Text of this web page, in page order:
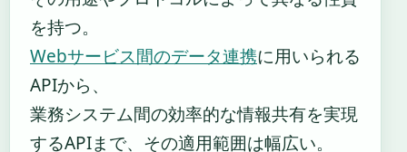
を持つ。
Webサービス間のデータ連携に用いられる
APIから、
業務システム間の効率的な情報共有を実現
するAPIまで、その適用範囲は幅広い。